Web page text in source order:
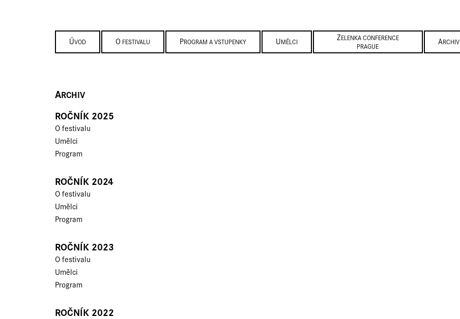
ÚVOD O FESTIVALU PROGRAM A VSTUPENKY UMĚLCI
ZELENKA CONFERENCE
PRAGUE
ARCHIV
ARCHIV
ROČNÍK 2025
O festivalu
Umělci
Program
ROČNÍK 2024
O festivalu
Umělci
Program
ROČNÍK 2023
O festivalu
Umělci
Program
ROČNÍK 2022